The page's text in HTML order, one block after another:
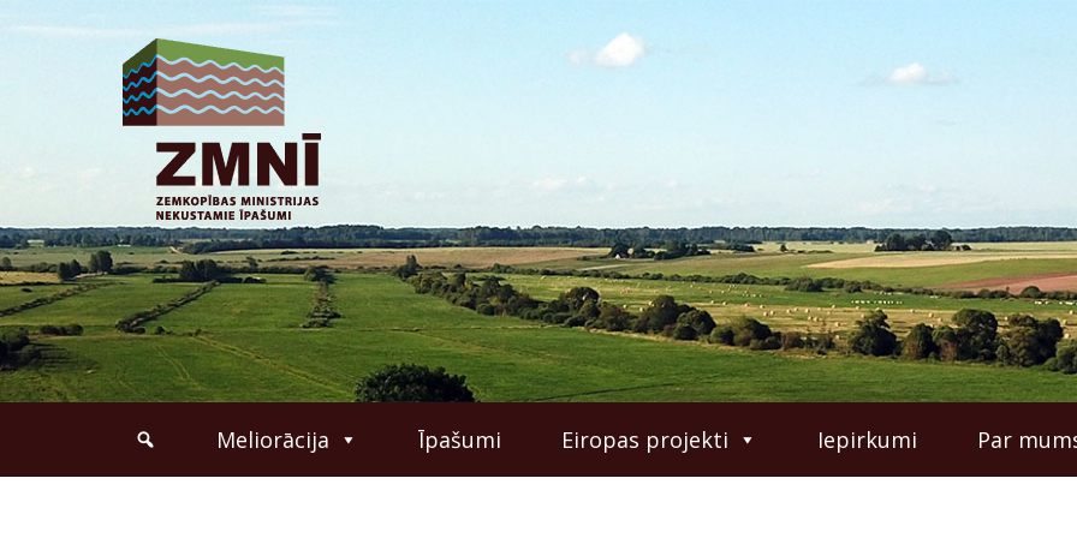
Meliorācija Īpašumi Eiropas projekti Iepirkumi Par